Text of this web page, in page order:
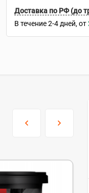
Доставка по РФ (до
В течение 2-4 дней